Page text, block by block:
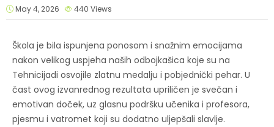
May 4, 2026 440 Views
Škola je bila ispunjena ponosom i snažnim emocijama
nakon velikog uspjeha naših odbojkašica koje su na
Tehnicijadi osvojile zlatnu medalju i pobjednički pehar. U
čast ovog izvanrednog rezultata upriličen je svečan i
emotivan doček, uz glasnu podršku učenika i profesora,
pjesmu i vatromet koji su dodatno uljepšali slavlje.